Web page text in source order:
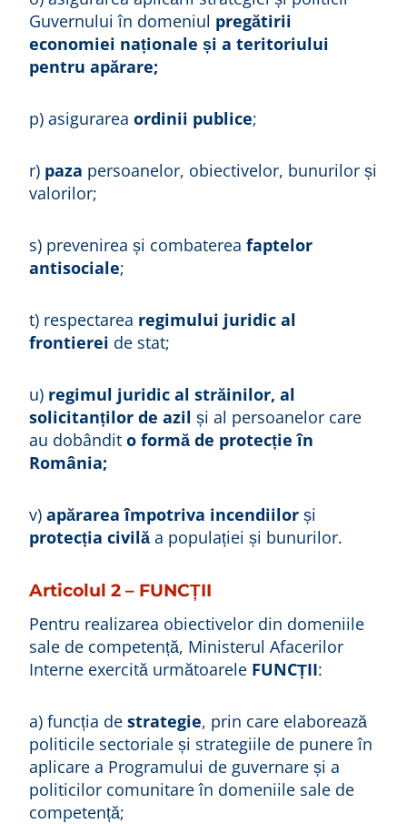
Guvernului în domeniul pregătirii
economiei naționale și a teritoriului
pentru apărare;
p) asigurarea ordinii publice;
r) paza persoanelor, obiectivelor, bunurilor și
valorilor;
s) prevenirea și combaterea faptelor
antisociale;
t) respectarea regimului juridic al
frontierei de stat;
u) regimul juridic al străinilor, al
solicitanților de azil și al persoanelor care
au dobândit o formă de protecție în
România;
v) apărarea împotriva incendiilor și
protecția civilă a populației și bunurilor.
Articolul 2 – FUNCȚII
Pentru realizarea obiectivelor din domeniile
sale de competență, Ministerul Afacerilor
Interne exercită următoarele FUNCȚII:
a) funcția de strategie, prin care elaborează
politicile sectoriale și strategiile de punere în
aplicare a Programului de guvernare și a
politicilor comunitare în domeniile sale de
competență;